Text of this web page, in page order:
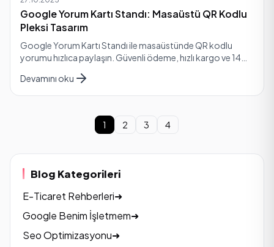
Google Yorum Kartı Standı: Masaüstü QR Kodlu
Pleksi Tasarım
Google Yorum Kartı Standı ile masaüstünde QR kodlu
yorumu hızlıca paylaşın. Güvenli ödeme, hızlı kargo ve 14
Devamını oku
1 2 3 4
Blog Kategorileri
E-Ticaret Rehberleri➜
Google Benim İşletmem➜
Seo Optimizasyonu➜